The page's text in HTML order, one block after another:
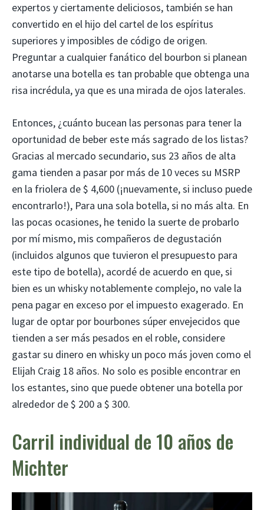
expertos y ciertamente deliciosos, también se han
convertido en el hijo del cartel de los espíritus
superiores y imposibles de código de origen.
Preguntar a cualquier fanático del bourbon si planean
anotarse una botella es tan probable que obtenga una
risa incrédula, ya que es una mirada de ojos laterales.
Entonces, ¿cuánto bucean las personas para tener la
oportunidad de beber este más sagrado de los listas?
Gracias al mercado secundario, sus 23 años de alta
gama tienden a pasar por más de 10 veces su MSRP
en la friolera de $ 4,600 (¡nuevamente, si incluso puede
encontrarlo!), Para una sola botella, si no más alta. En
las pocas ocasiones, he tenido la suerte de probarlo
por mí mismo, mis compañeros de degustación
(incluidos algunos que tuvieron el presupuesto para
este tipo de botella), acordé de acuerdo en que, si
bien es un whisky notablemente complejo, no vale la
pena pagar en exceso por el impuesto exagerado. En
lugar de optar por bourbones súper envejecidos que
tienden a ser más pesados en el roble, considere
gastar su dinero en whisky un poco más joven como el
Elijah Craig 18 años. No solo es posible encontrar en
los estantes, sino que puede obtener una botella por
alrededor de $ 200 a $ 300.
Carril individual de 10 años de
Michter